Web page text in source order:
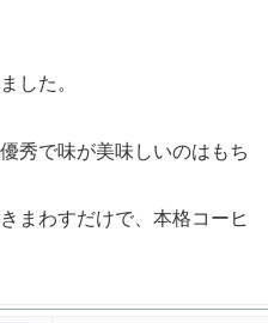
した。
秀で味が美味しいのはもち
まわすだけで、本格コーヒ